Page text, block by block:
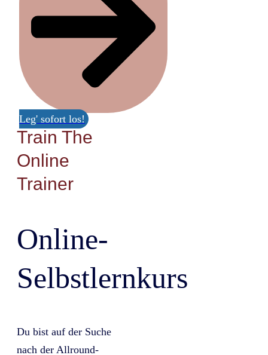
Leg' sofort los!
Train The
Online
Trainer
Online-
Selbstlernkurs
Du bist auf der Suche
nach der Allround-